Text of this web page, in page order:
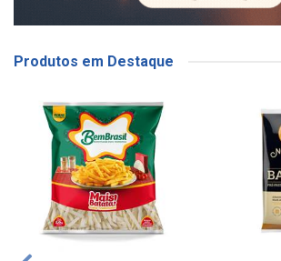
Produtos em Destaque